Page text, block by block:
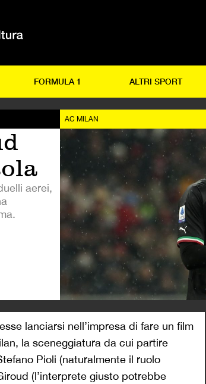
FORMULA 1 ALTRI SPORT
aerei,
AC MILAN
lanciarsi nell’impresa di fare un film
la sceneggiatura da cui partire
Pioli (naturalmente il ruolo
(l’interprete giusto potrebbe